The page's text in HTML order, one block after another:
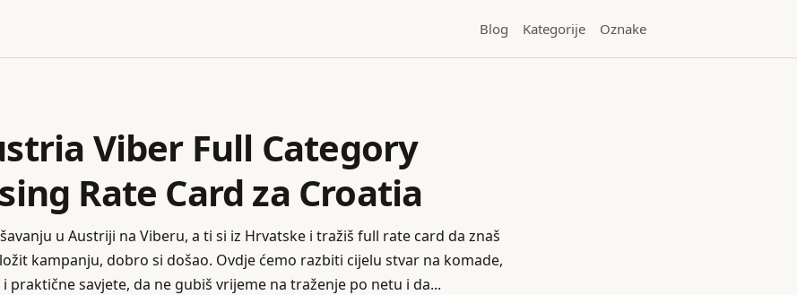
Blog Kategorije Oznake
Viber Full Category
Rate Card za Croatia
u Austriji na Viberu, a ti si iz Hrvatske i tražiš full rate card da znaš
kampanju, dobro si došao. Ovdje ćemo razbiti cijelu stvar na komade,
praktične savjete, da ne gubiš vrijeme na traženje po netu i da...